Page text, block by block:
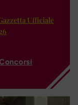
Ufficiale